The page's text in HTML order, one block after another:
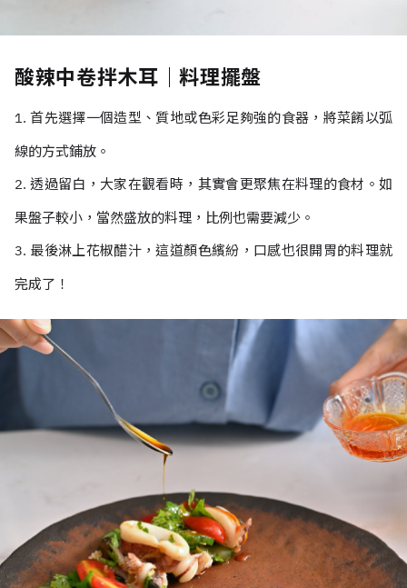
酸辣中卷拌木耳｜料理擺盤
1. 首先選擇一個造型、質地或色彩足夠強的食器，將菜餚以弧
線的方式鋪放。
2. 透過留白，大家在觀看時，其實會更聚焦在料理的食材。如
果盤子較小，當然盛放的料理，比例也需要減少。
3. 最後淋上花椒醋汁，這道顏色繽紛，口感也很開胃的料理就
完成了！